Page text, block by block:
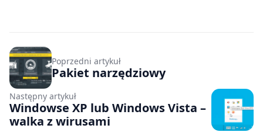
Poprzedni artykuł
Pakiet narzędziowy
Następny artykuł
Windowse XP lub Windows Vista –
walka z wirusami